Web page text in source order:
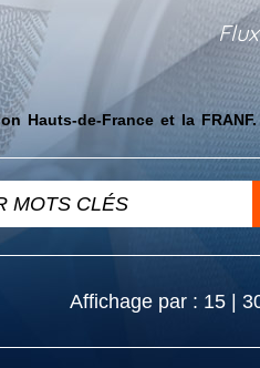
Hauts-de-France et la FRANF.
Affichage par : 15